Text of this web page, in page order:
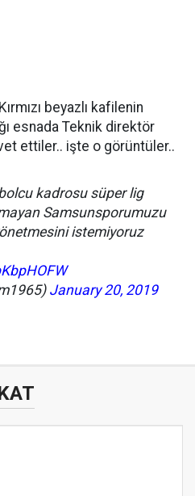
beyazlı kafilenin
esnada Teknik direktör
ettiler.. işte o görüntüler..
kadrosu süper lig
Samsunsporumuzu
istemiyoruz
January 20, 2019